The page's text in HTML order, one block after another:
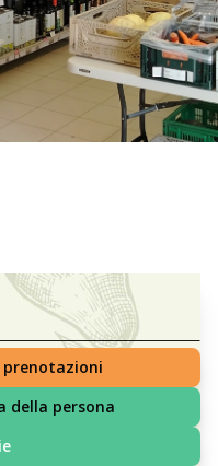
prenotazioni
della persona